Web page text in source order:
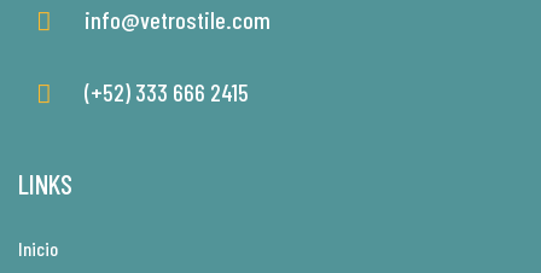
info@vetrostile.com
(+52) 333 666 2415
LINKS
Inicio